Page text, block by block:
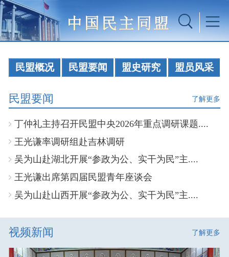
民盟概况 民盟要闻 盟史研究 盟员风采
民盟要闻 了解更多
丁仲礼主持召开民盟中央2026年重点调研课题....
王光谦率调研组赴吉林调研
吴为山赴湖北开展“参政为公、实干为民”主....
王光谦出席第四届民盟青年座谈会
吴为山赴山西开展“参政为公、实干为民”主....
视频新闻 了解更多